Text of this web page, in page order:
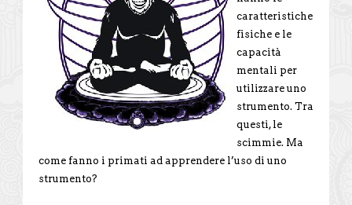
caratteristiche
fisiche e le
capacità
mentali per
utilizzare uno
strumento. Tra
questi, le
scimmie. Ma
come fanno i primati ad apprendere l’uso di uno
strumento?